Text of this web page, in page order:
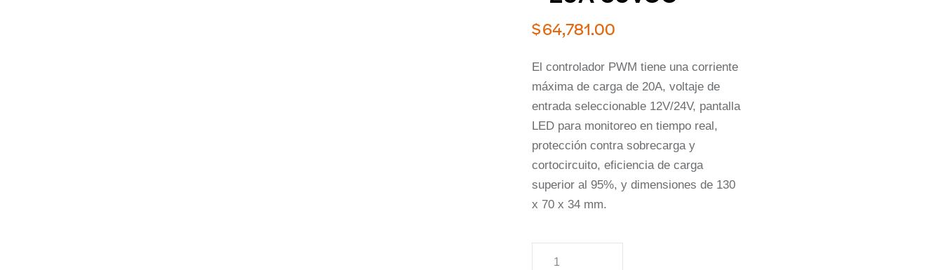
$64,781.00
El controlador PWM tiene una corriente
máxima de carga de 20A, voltaje de
entrada seleccionable 12V/24V, pantalla
LED para monitoreo en tiempo real,
protección contra sobrecarga y
cortocircuito, eficiencia de carga
superior al 95%, y dimensiones de 130
x 70 x 34 mm.